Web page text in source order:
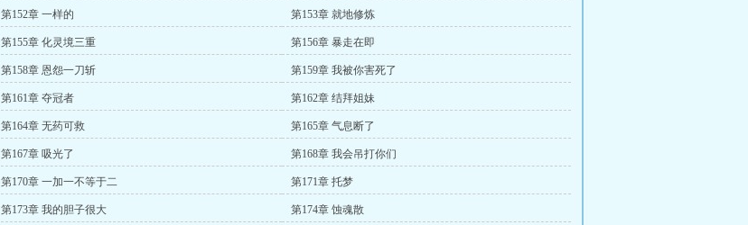
第152章 一样的 第153章 就地修炼
第155章 化灵境三重 第156章 暴走在即
第158章 恩怨一刀斩 第159章 我被你害死了
第161章 夺冠者 第162章 结拜姐妹
第164章 无药可救 第165章 气息断了
第167章 吸光了 第168章 我会吊打你们
第170章 一加一不等于二 第171章 托梦
第173章 我的胆子很大 第174章 蚀魂散